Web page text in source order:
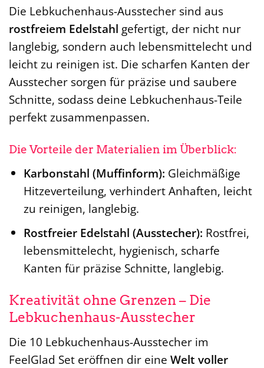
Die Lebkuchenhaus-Ausstecher sind aus
rostfreiem Edelstahl gefertigt, der nicht nur
langlebig, sondern auch lebensmittelecht und
leicht zu reinigen ist. Die scharfen Kanten der
Ausstecher sorgen für präzise und saubere
Schnitte, sodass deine Lebkuchenhaus-Teile
perfekt zusammenpassen.
Die Vorteile der Materialien im Überblick:
Karbonstahl (Muffinform): Gleichmäßige
Hitzeverteilung, verhindert Anhaften, leicht
zu reinigen, langlebig.
Rostfreier Edelstahl (Ausstecher): Rostfrei,
lebensmittelecht, hygienisch, scharfe
Kanten für präzise Schnitte, langlebig.
Kreativität ohne Grenzen – Die
Lebkuchenhaus-Ausstecher
Die 10 Lebkuchenhaus-Ausstecher im
FeelGlad Set eröffnen dir eine Welt voller